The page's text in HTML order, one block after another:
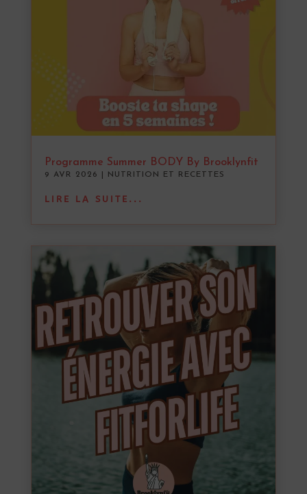
Programme Summer BODY By Brooklynfit
9 AVR 2026 NUTRITION ET RECETTES
LIRE LA SUITE...